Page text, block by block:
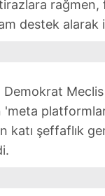
rağmen,
destek alarak
Demokrat
'meta
katı şeffaflık